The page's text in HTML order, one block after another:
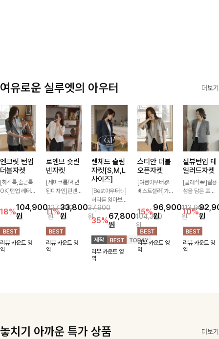
여유로운 실루엣의 아우터 더보기
엔크릿 턴업
더블자켓
[하객룩,출근룩
OK]턴업 레터링
있게 완성된 썸
머 자켓, 더블버
튼 디자인으로
깔끔하고 세련된
무드가 느껴져요
🩶 가볍고 시원
18%104,900
원
127,900
원
리뷰 카운트 영
역
로엔브 숏린
넨자켓
[세미크롭/세련
된디자인]린넨
볍고 드라이한
소재감으로 한여
름에도 부담 없
이 툭 걸치기 좋
은 반팔 자켓, 크
롭에 가까운 깔
11%33,800
원
37,900
원
리뷰 카운트 영
역
렌체드 슬림
자켓[S,M,L
사이즈]
[Best아우터✨]
허리를 얇아보이
게 만들어줄 슬
림핏! 깔끔하고
단정한 핏으로
고급스러운 분위
기를 연출시켜줄
아우터로 데일리
로도, 특별한 날
35%67,800
원
104,300
원
리뷰 카운트 영
역
스티안 더블
오픈자켓
[여름아우터🧊
베스트셀러]가
멋스러운 무드가
살아나는 썸머
오픈자켓✨ 백
슬릿 디테일로
착용감이 편안하
며 깔끔한 핏과
15%96,900
원
113,900
원
리뷰 카운트 영
역
젤뷰턴업 테
일러드자켓
[클래식👑]실용
성을 담은 포켓
턴업 디테일로
멋을 더했으며
유연한 소재로
자연스러운 실루
엣을 연출해주는
아우터에요~!
10%원
리뷰 카운트 영
역
놓치기 아까운 특가 상품 더보기